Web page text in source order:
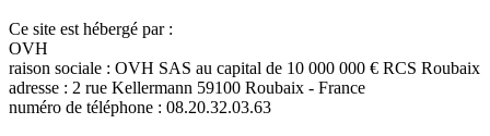
Ce site est hébergé par :
OVH
raison sociale : OVH SAS au capital de 10 000 000 € RCS Roubaix
adresse : 2 rue Kellermann 59100 Roubaix - France
numéro de téléphone : 08.20.32.03.63